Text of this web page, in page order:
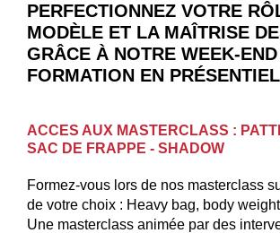
PERFECTIONNEZ VOTRE
MODÈLE ET LA MAÎTRISE
GRÂCE À NOTRE WEEK-
FORMATION EN
ACCES AUX MASTERCLASS :
SAC DE FRAPPE - SHADOW
Formez-vous lors de nos masterclass
de votre choix : Heavy bag, body
Une masterclass animée par des